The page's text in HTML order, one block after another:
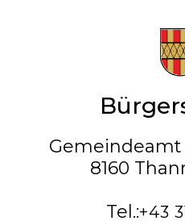
8160
Tel.:+43